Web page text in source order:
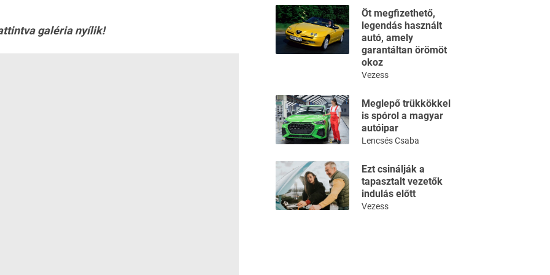
galéria nyílik!
Öt megfizethető,
legendás használt
autó, amely
garantáltan örömöt
okoz
Vezess
Meglepő trükkökkel
is spórol a magyar
autóipar
Lencsés Csaba
Ezt csinálják a
tapasztalt vezetők
indulás előtt
Vezess